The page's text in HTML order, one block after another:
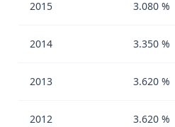
2015 3.080 %
2014 3.350 %
2013 3.620 %
2012 3.620 %